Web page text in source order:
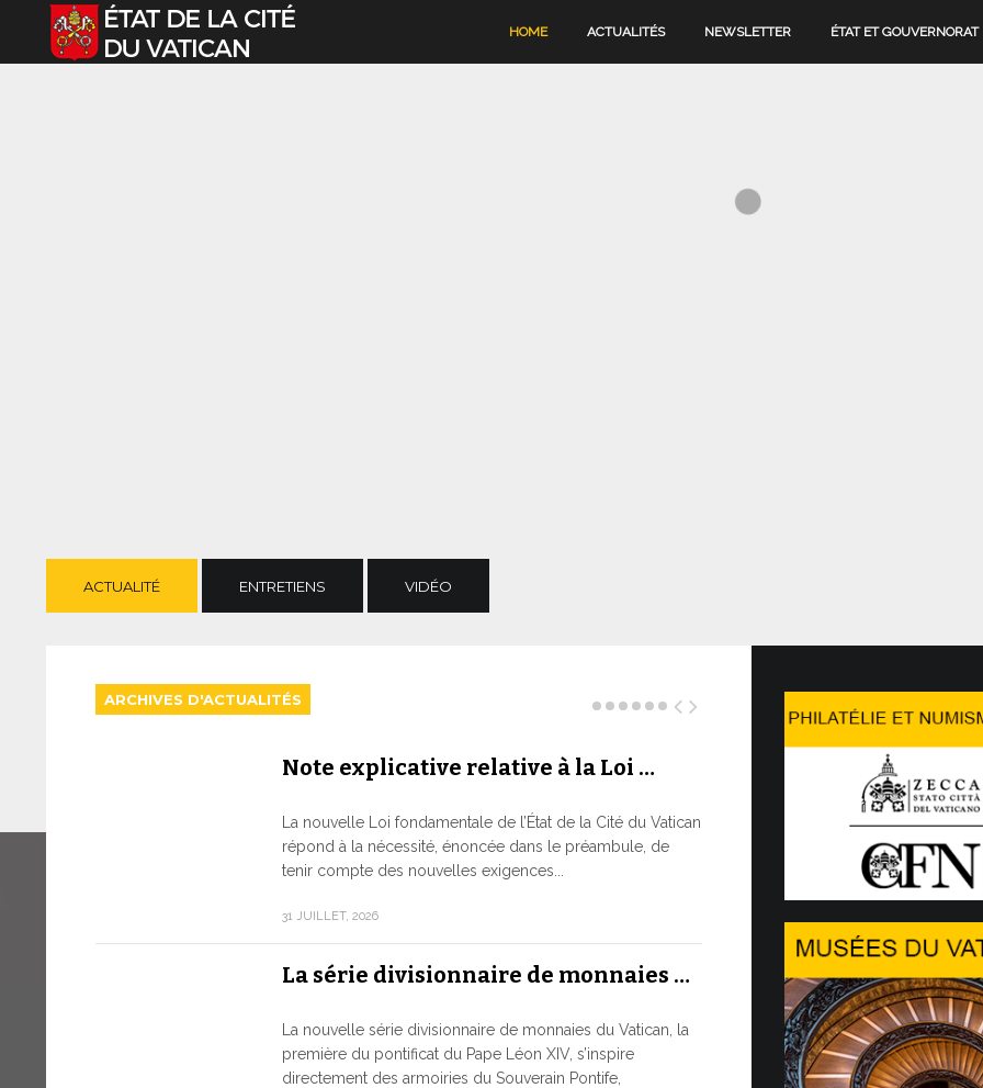
Sélectionnez votre langue HOME ACTUALITÉS NEWSLETTER ÉTAT ET GOUVERNORAT
ACTUALITÉ ENTRETIENS VIDÉO
ARCHIVES D'ACTUALITÉS
Note explicative relative à la Loi …
La nouvelle Loi fondamentale de l’État de la Cité du Vatican
répond à la nécessité, énoncée dans le préambule, de
tenir compte des nouvelles exigences...
31 JUILLET, 2026
La série divisionnaire de monnaies …
La nouvelle série divisionnaire de monnaies du Vatican, la
première du pontificat du Pape Léon XIV, s’inspire
directement des armoiries du Souverain Pontife,
Le
LE
À un
réaffirmé la
13 JUILLET,
Trois
À partir